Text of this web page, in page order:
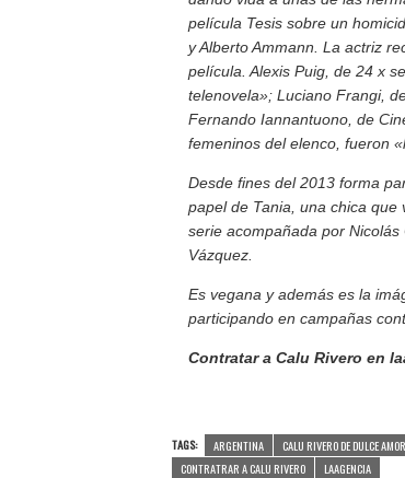
película Tesis sobre un
y Alberto Ammann. La actriz
película. Alexis Puig, de 24 x
telenovela»; Luciano Frangi,
Fernando Iannantuono, de
femeninos del elenco, fueron
Desde fines del 2013 forma
papel de Tania, una chica que
serie acompañada por
Vázquez.
Es vegana y además es la
participando en campañas
Contratar a Calu Rivero en
TAGS: ARGENTINA CALU RIVERO DE DULCE AMOR
CONTRATRAR A CALU RIVERO
LAAGENCIA